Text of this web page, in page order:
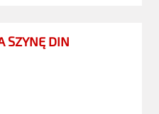
SZYNĘ DIN